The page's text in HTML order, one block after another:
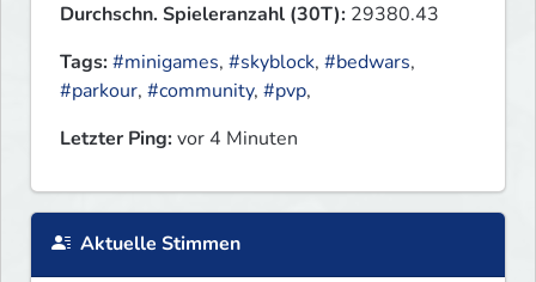
Durchschn. Spieleranzahl (30T): 29380.43
Tags:#minigames, #skyblock, #bedwars,
#parkour, #community, #pvp,
Letzter Ping:vor 4 Minuten
Aktuelle Stimmen